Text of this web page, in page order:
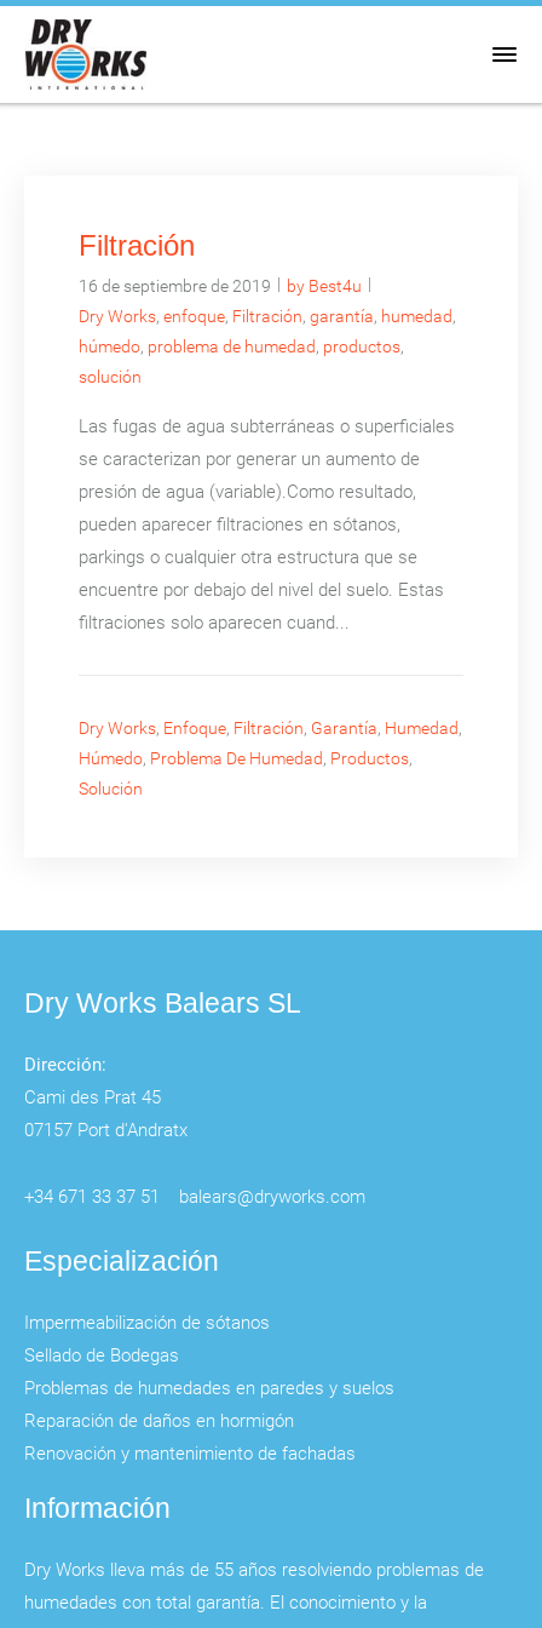
Filtración
16 de septiembre de 2019 | by Best4u |
Dry Works, enfoque, Filtración, garantía, humedad,
húmedo, problema de humedad, productos,
solución
Las fugas de agua subterráneas o superficiales
se caracterizan por generar un aumento de
presión de agua (variable).Como resultado,
pueden aparecer filtraciones en sótanos,
parkings o cualquier otra estructura que se
encuentre por debajo del nivel del suelo. Estas
filtraciones solo aparecen cuand...
Dry Works, Enfoque, Filtración, Garantía, Humedad,
Húmedo, Problema De Humedad, Productos,
Solución
Dry Works Balears SL
Dirección:
Cami des Prat 45
07157 Port d'Andratx
+34 671 33 37 51 balears@dryworks.com
Especialización
Impermeabilización de sótanos
Sellado de Bodegas
Problemas de humedades en paredes y suelos
Reparación de daños en hormigón
Renovación y mantenimiento de fachadas
Información
Dry Works lleva más de 55 años resolviendo problemas de
humedades con total garantía. El conocimiento y la